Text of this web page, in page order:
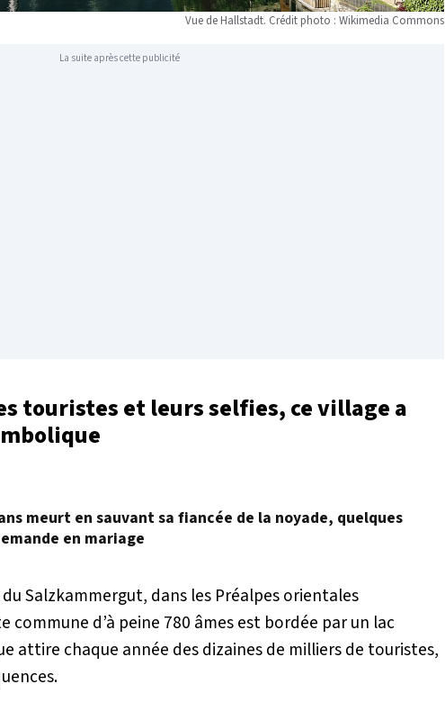
Vue de Hallstadt. Crédit photo : Wikimedia Commons
La suite après cette publicité
touristes et leurs selfies, ce village a
meurt en sauvant sa fiancée de la noyade, quelques
en mariage
Salzkammergut, dans les Préalpes orientales
d’à peine 780 âmes est bordée par un lac
attire chaque année des dizaines de milliers de touristes,